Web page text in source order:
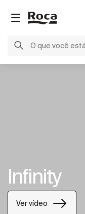
Infinity
Ver vídeo